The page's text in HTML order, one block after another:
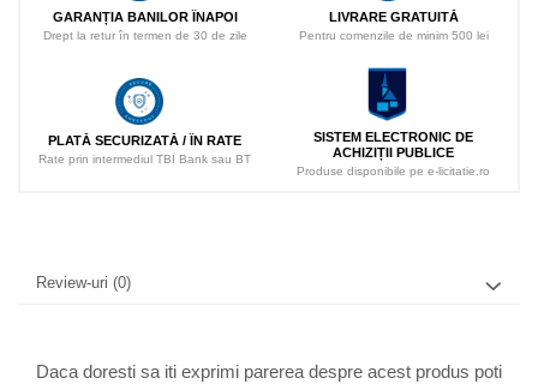
GARANȚIA BANILOR ÎNAPOI
Drept la retur în termen de 30 de zile
LIVRARE GRATUITĂ
Pentru comenzile de minim 500 lei
PLATĂ SECURIZATĂ / ÎN RATE
Rate prin intermediul TBI Bank sau BT
SISTEM ELECTRONIC DE
ACHIZIȚII PUBLICE
Produse disponibile pe e-licitatie.ro
Review-uri (0)
Daca doresti sa iti exprimi parerea despre acest produs poti